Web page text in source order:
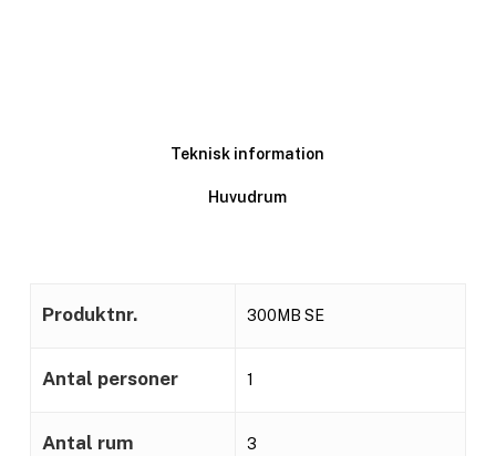
Teknisk information
Huvudrum
Produktnr. 300MB SE
Antal personer 1
Antal rum 3